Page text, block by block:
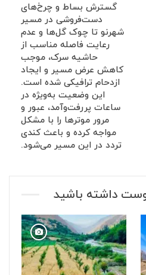
گسترش بساط و چرخ‌های
دست‌فروشی در مسیر
شهرنو تا چوک گل‌ها و عدم
رعایت فاصله مناسب از
حاشیه سرک، موجب
کاهش عرض مسیر و ایجاد
ازدحام ترافیکی شده است.
این وضعیت به‌ویژه در
ساعات پررفت‌وآمد، عبور و
مرور موترها را با مشکل
مواجه کرده و باعث کندی
تردد در این مسیر می‌شود.
داشته باشید